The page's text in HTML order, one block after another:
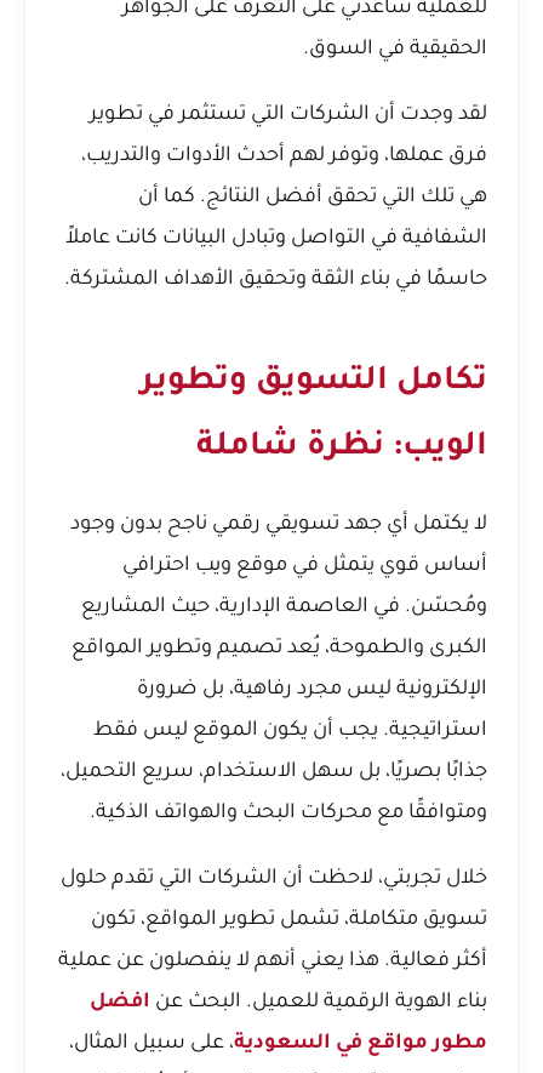
للعملية ساعدني على التعرف على الجواهر
الحقيقية في السوق.
لقد وجدت أن الشركات التي تستثمر في تطوير
فرق عملها، وتوفر لهم أحدث الأدوات والتدريب،
هي تلك التي تحقق أفضل النتائج. كما أن
الشفافية في التواصل وتبادل البيانات كانت عاملاً
حاسمًا في بناء الثقة وتحقيق الأهداف المشتركة.
تكامل التسويق وتطوير
الويب: نظرة شاملة
لا يكتمل أي جهد تسويقي رقمي ناجح بدون وجود
أساس قوي يتمثل في موقع ويب احترافي
ومُحسّن. في العاصمة الإدارية، حيث المشاريع
الكبرى والطموحة، يُعد تصميم وتطوير المواقع
الإلكترونية ليس مجرد رفاهية، بل ضرورة
استراتيجية. يجب أن يكون الموقع ليس فقط
جذابًا بصريًا، بل سهل الاستخدام، سريع التحميل،
ومتوافقًا مع محركات البحث والهواتف الذكية.
خلال تجربتي، لاحظت أن الشركات التي تقدم حلول
تسويق متكاملة، تشمل تطوير المواقع، تكون
أكثر فعالية. هذا يعني أنهم لا ينفصلون عن عملية
بناء الهوية الرقمية للعميل. البحث عن افضل
مطور مواقع في السعودية، على سبيل المثال،